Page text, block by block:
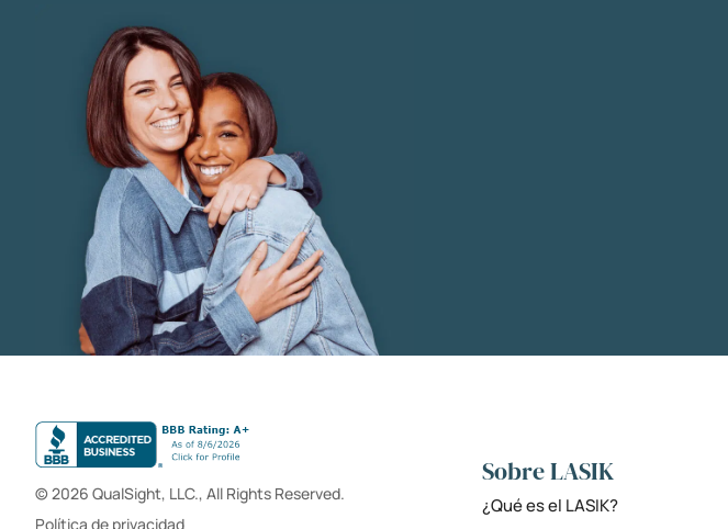
© 2026 QualSight, LLC., All Rights Reserved.
Política de privacidad
Sobre LASIK
¿Qué es el LASIK?